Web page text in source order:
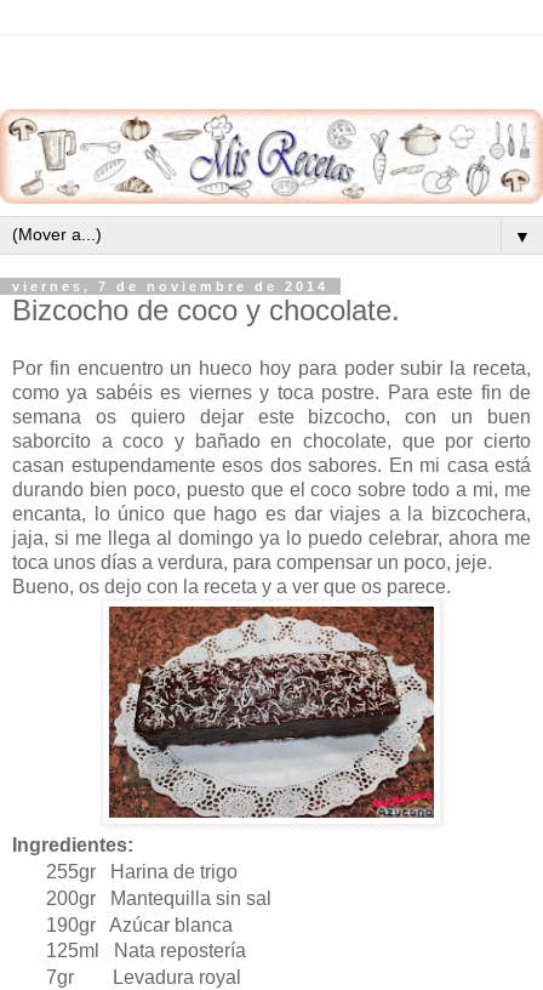
▼
viernes, 7 de noviembre de 2014
Bizcocho de coco y chocolate.
Por fin encuentro un hueco hoy para poder subir la receta,
como ya sabéis es viernes y toca postre. Para este fin de
semana os quiero dejar este bizcocho, con un buen
saborcito a coco y bañado en chocolate, que por cierto
casan estupendamente esos dos sabores. En mi casa está
durando bien poco, puesto que el coco sobre todo a mi, me
encanta, lo único que hago es dar viajes a la bizcochera,
jaja, si me llega al domingo ya lo puedo celebrar, ahora me
toca unos días a verdura, para compensar un poco, jeje.
Bueno, os dejo con la receta y a ver que os parece.
Ingredientes:
255gr Harina de trigo
200gr Mantequilla sin sal
190gr Azúcar blanca
125ml Nata repostería
7gr Levadura royal